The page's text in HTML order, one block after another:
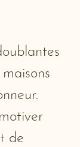
de